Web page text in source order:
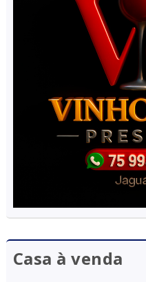
Casa à venda